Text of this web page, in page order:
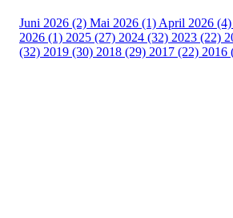
Juni 2026 (2) Mai 2026 (1) April 2026 (4)
2026 (1) 2025 (27) 2024 (32) 2023 (22)
(32) 2019 (30) 2018 (29) 2017 (22) 2016